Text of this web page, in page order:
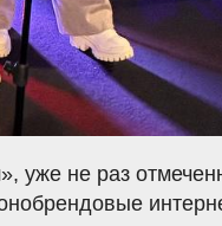
уже не раз